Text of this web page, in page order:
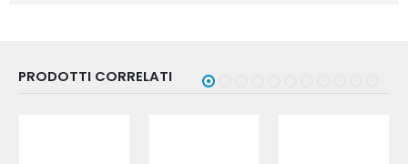
PRODOTTI CORRELATI